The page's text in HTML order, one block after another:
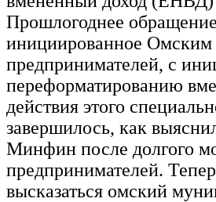
Прошлогоднее
инициированное
предпринимателей, с
переформатированию
действия этого
завершилось, как
Минфин после долгого
предпринимателей.
высказаться омский